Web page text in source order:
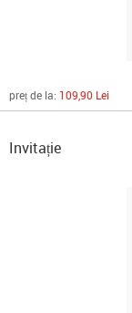
preț de la: 109,90 Lei
Invitație